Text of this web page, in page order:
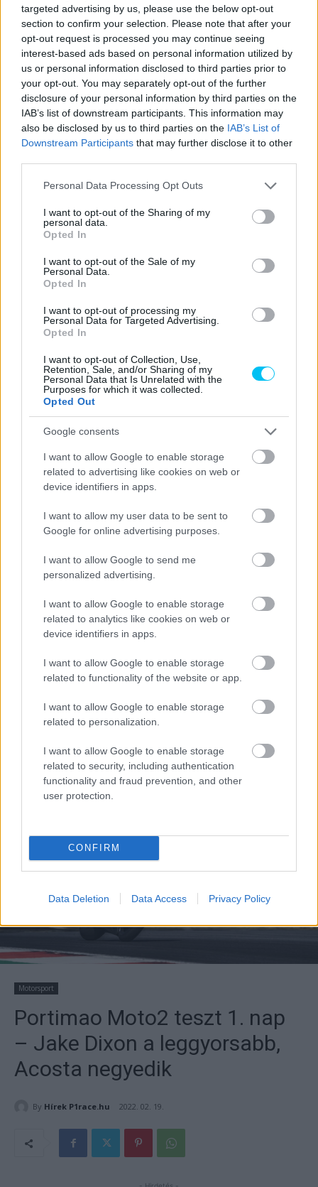
targeted advertising by us, please use the below opt-out
section to confirm your selection. Please note that after your
opt-out request is processed you may continue seeing
interest-based ads based on personal information utilized by
us or personal information disclosed to third parties prior to
your opt-out. You may separately opt-out of the further
disclosure of your personal information by third parties on the
IAB’s list of downstream participants. This information may
also be disclosed by us to third parties on the IAB’s List of
Downstream Participants that may further disclose it to other
Please note that this website/app uses one or more Google
not limited to your visit or usage behaviour. You may click to
grant or deny consent to Google and its third-party tags to
use your data for below specified purposes in below Google
consent section.
Personal Data Processing Opt Outs
I want to opt-out of the Sharing of my
personal data.
Opted In
I want to opt-out of the Sale of my
Personal Data.
Opted In
I want to opt-out of processing my
Personal Data for Targeted Advertising.
Opted In
I want to opt-out of Collection, Use,
Retention, Sale, and/or Sharing of my
Personal Data that Is Unrelated with the
Purposes for which it was collected.
Opted Out
Google consents
I want to allow Google to enable storage
related to advertising like cookies on web or
device identifiers in apps.
I want to allow my user data to be sent to
Google for online advertising purposes.
I want to allow Google to send me
personalized advertising.
I want to allow Google to enable storage
related to analytics like cookies on web or
device identifiers in apps.
I want to allow Google to enable storage
related to functionality of the website or app.
I want to allow Google to enable storage
related to personalization.
I want to allow Google to enable storage
related to security, including authentication
functionality and fraud prevention, and other
user protection.
CONFIRM
Data Deletion Data Access Privacy Policy
332
Arthur Aznavuryan USA
Yamaha
444
Harry Truelove GBR
Yamaha
458
Tim Haye USA
Yamaha
618
Alexander Spellman USA
Yamaha
678
Walter French USA
Suzuki
901
Shawn Veisz USA
Triumph
975
Halász Antal HUN Yamaha
Az edzések és az időmérők március 10-én és 11-én
szombaton kerül megrendezésre. A versenyt kizárólag
interneten, a MotoAmerica fizetős online platformján lehet
megtekinteni.
Fotó: MotoAmerica / Brian J. Nelson
Előző cikk
Pablo Nieto jobbkeze irányítja
idén a VR46 Moto2-es
alakulatát
Következő cikk
nyerni mindig nagyobb öröm”
https://p1race.hu